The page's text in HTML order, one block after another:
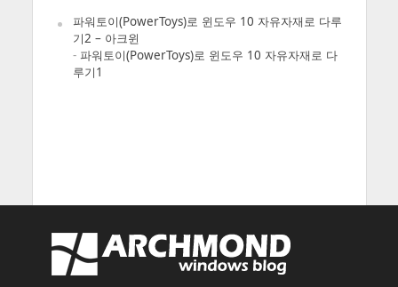
파워토이(PowerToys)로 윈도우 10 자유자재로 다루
기2 – 아크윈
- 파워토이(PowerToys)로 윈도우 10 자유자재로 다
루기1